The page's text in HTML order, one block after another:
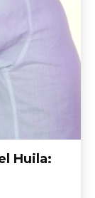
Huila: